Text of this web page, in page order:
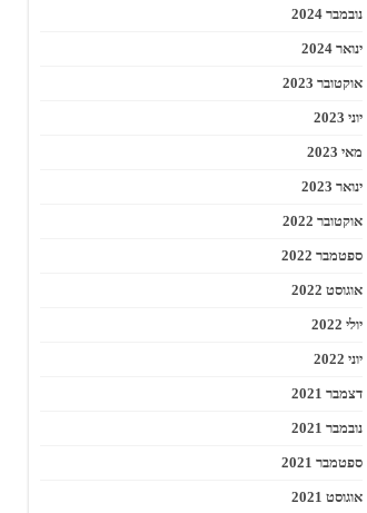
נובמבר 2024
ינואר 2024
אוקטובר 2023
יוני 2023
מאי 2023
ינואר 2023
אוקטובר 2022
ספטמבר 2022
אוגוסט 2022
יולי 2022
יוני 2022
דצמבר 2021
נובמבר 2021
ספטמבר 2021
אוגוסט 2021